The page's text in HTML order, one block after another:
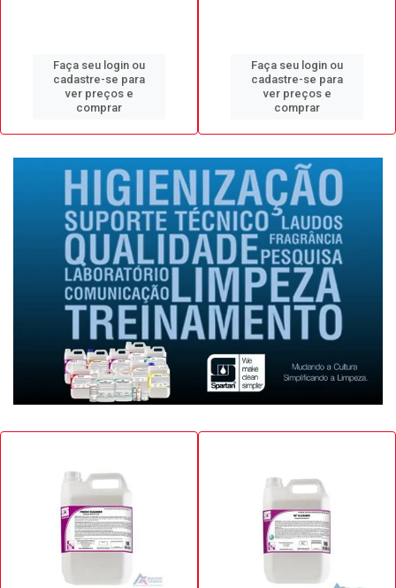
Faça seu login ou
cadastre-se para
ver preços e
comprar
Faça seu login ou
cadastre-se para
ver preços e
comprar